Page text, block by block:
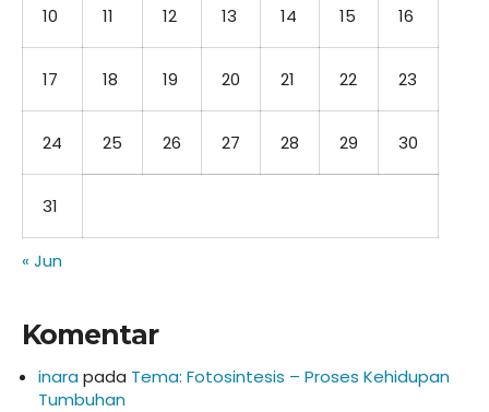
10 11 12 13 14 15 16
17 18 19 20 21 22 23
24 25 26 27 28 29 30
31
« Jun
Komentar
inara pada Tema: Fotosintesis – Proses Kehidupan
Tumbuhan